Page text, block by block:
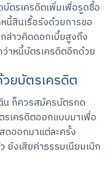
ตรเครดิตเพิ่มเพื่อรูดซื้อ
สินเรื้อรังด้วยการขอ
ล่าวคิดดอกเบี้ยสูงถึง
าหนี้บัตรเครดิตอีกด้วย
ยบัตรเครดิต
น ก็ควรสมัครบัตรกด
รเครดิตออกแบบมาเพื่อ
ดออกมาแต่ละครั้ง
ยังเสียค่าธรรมเนียมเบิก